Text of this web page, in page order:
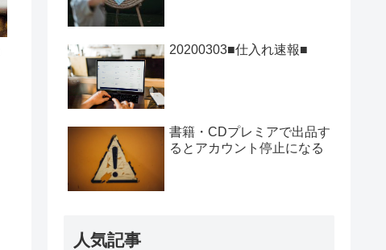
20200303■仕入れ速報■
書籍・CDプレミアで出品す
るとアカウント停止になる
人気記事